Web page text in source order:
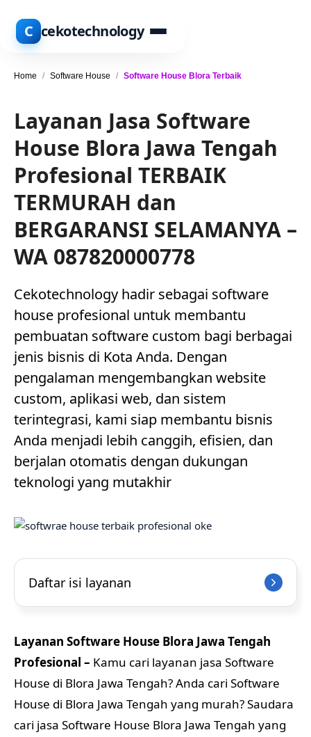
C cekotechnology
Home / Software House / Software House Blora Terbaik
Layanan Jasa Software
House Blora Jawa Tengah
Profesional TERBAIK
TERMURAH dan
BERGARANSI SELAMANYA –
WA 087820000778
Cekotechnology hadir sebagai software
house profesional untuk membantu
pembuatan software custom bagi berbagai
jenis bisnis di Kota Anda. Dengan
pengalaman mengembangkan website
custom, aplikasi web, dan sistem
terintegrasi, kami siap membantu bisnis
Anda menjadi lebih canggih, efisien, dan
berjalan otomatis dengan dukungan
teknologi yang mutakhir
Daftar isi layanan
Layanan Software House Blora Jawa Tengah
Profesional – Kamu cari layanan jasa Software
House di Blora Jawa Tengah? Anda cari Software
House di Blora Jawa Tengah yang murah? Saudara
cari jasa Software House Blora Jawa Tengah yang